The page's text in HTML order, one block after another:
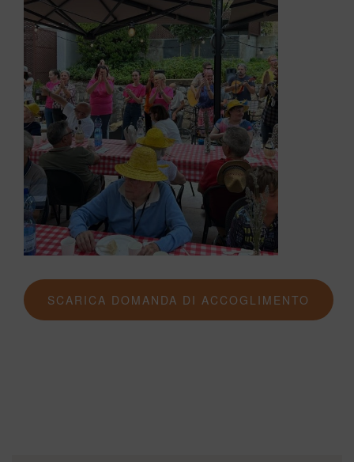
SCARICA DOMANDA DI ACCOGLIMENTO